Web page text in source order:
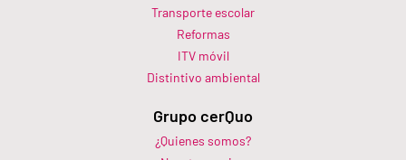
Transporte escolar
Reformas
ITV móvil
Distintivo ambiental
Grupo cerQuo
¿Quienes somos?